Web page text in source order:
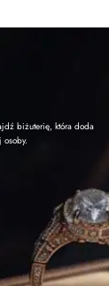
biżuterię, która doda